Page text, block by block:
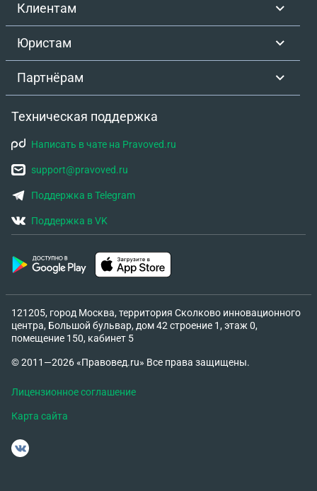
Клиентам
Юристам
Партнёрам
Техническая поддержка
Написать в чате на Pravoved.ru
support@pravoved.ru
Поддержка в Telegram
Поддержка в VK
121205, город Москва, территория Сколково инновационного
центра, Большой бульвар, дом 42 строение 1, этаж 0,
помещение 150, кабинет 5
© 2011—2026 «Правовед.ru» Все права защищены.
Лицензионное соглашение
Карта сайта